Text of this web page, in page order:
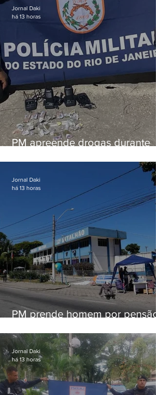
PM apreende drogas durante
Jornal Daki
há 13 horas
PM prende homem por pensão
Jornal Daki
há 13 horas
Jornal Daki
há 13 horas